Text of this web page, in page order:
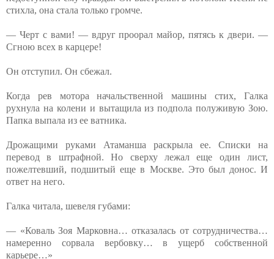
стихла, она стала только громче.
— Черт с вами! — вдруг проорал майор, пятясь к двери. —
Сгною всех в карцере!
Он отступил. Он сбежал.
Когда рев мотора начальственной машины стих, Галка
рухнула на колени и вытащила из подпола полуживую Зою.
Папка выпала из ее ватника.
Дрожащими руками Атаманша раскрыла ее. Списки на
перевод в штрафной. Но сверху лежал еще один лист,
пожелтевший, подшитый еще в Москве. Это был донос. И
ответ на него.
Галка читала, шевеля губами:
— «Коваль Зоя Марковна… отказалась от сотрудничества…
намеренно сорвала вербовку… в ущерб собственной
карьере…»